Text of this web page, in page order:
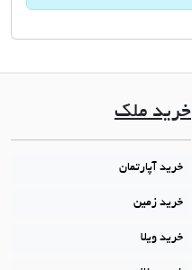
خرید ملک
خرید آپارتمان
خرید زمین
خرید ویلا